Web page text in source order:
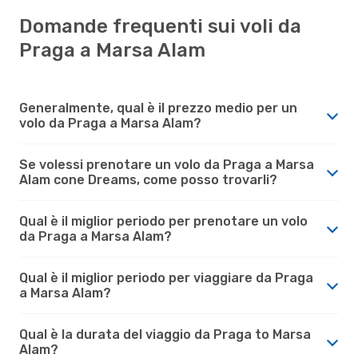
Domande frequenti sui voli da
Praga a Marsa Alam
Generalmente, qual è il prezzo medio per un
volo da Praga a Marsa Alam?
Se volessi prenotare un volo da Praga a Marsa
Alam cone Dreams, come posso trovarli?
Qual è il miglior periodo per prenotare un volo
da Praga a Marsa Alam?
Qual è il miglior periodo per viaggiare da Praga
a Marsa Alam?
Qual è la durata del viaggio da Praga to Marsa
Alam?